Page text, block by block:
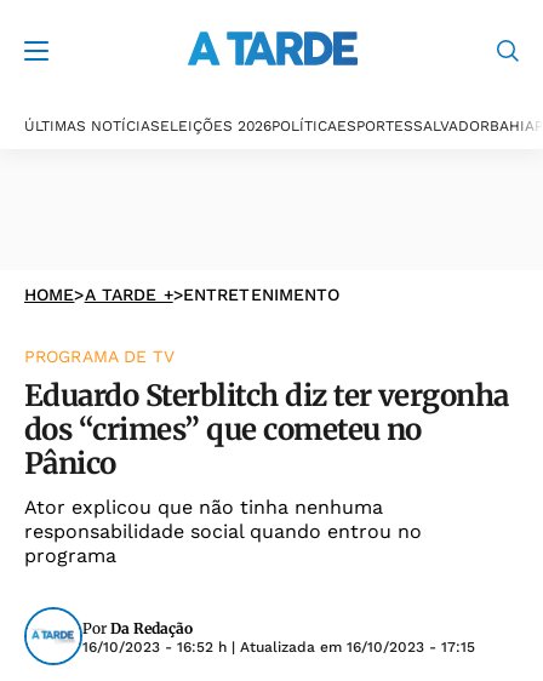
ÚLTIMAS NOTÍCIASELEIÇÕES 2026POLÍTICAESPORTESSALVADORBAHIA
HOME>A TARDE +>ENTRETENIMENTO
PROGRAMA DE TV
Eduardo Sterblitch diz ter vergonha
dos “crimes” que cometeu no
Pânico
Ator explicou que não tinha nenhuma
responsabilidade social quando entrou no
programa
Por Da Redação
16/10/2023 - 16:52 h | Atualizada em 16/10/2023 - 17:15